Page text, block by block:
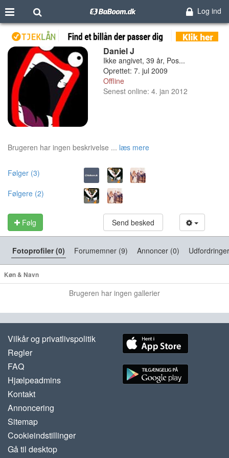
Log ind
Daniel J
Ikke angivet, 39 år, Pos...
Oprettet: 7. jul 2009
Offline
Senest online: 4. jan 2012
Brugeren har ingen beskrivelse ... læs mere
Følger (3)
Følgere (2)
Følg Send besked
Fotoprofiler (0) Forumemner (9) Annoncer (0)
Køn & Navn
Brugeren har ingen gallerier
Vilkår og privatlivspolitik
Regler
FAQ
Hjælpeadmins
Kontakt
Annoncering
Sitemap
Cookieindstillinger
Gå til desktop